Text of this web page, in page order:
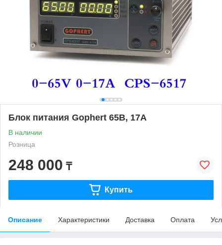
Блок питания Gophert 65В, 17А
В наличии
Розница
248 000 ₸
Купить
Описание Характеристики Доставка Оплата